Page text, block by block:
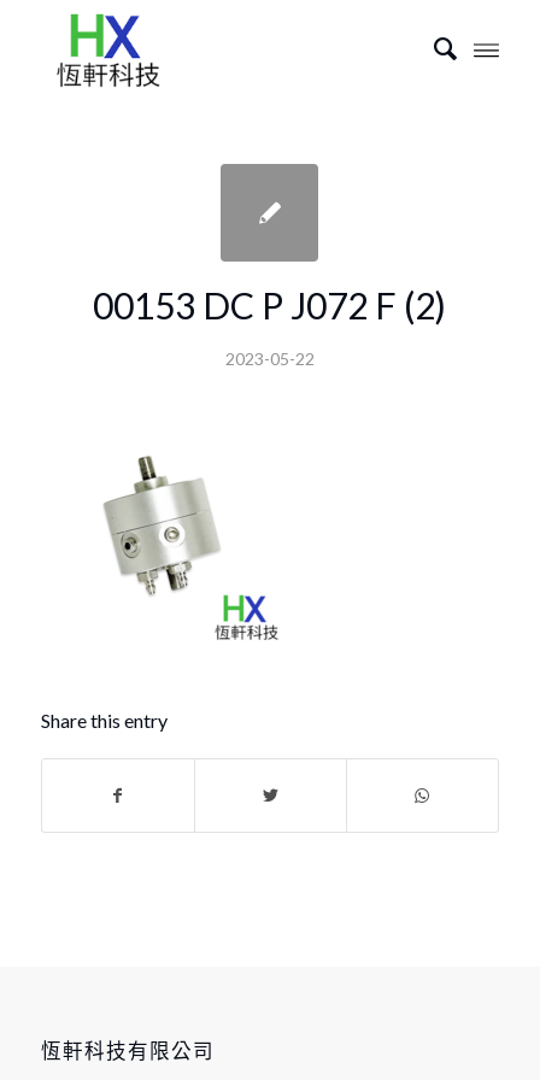
00153 DC P J072 F (2)
2023-05-22
Share this entry
恆軒科技有限公司